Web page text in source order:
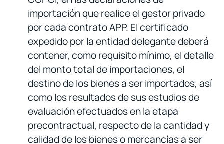
importación que realice el gestor privado
por cada contrato APP. El certificado
expedido por la entidad delegante deberá
contener, como requisito mínimo, el detalle
del monto total de importaciones, el
destino de los bienes a ser importados, así
como los resultados de sus estudios de
evaluación efectuados en la etapa
precontractual, respecto de la cantidad y
calidad de los bienes o mercancías a ser